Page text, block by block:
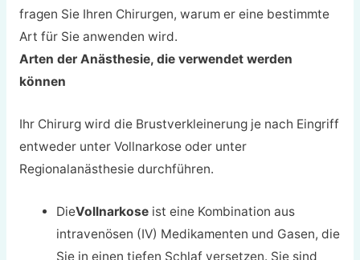
fragen Sie Ihren Chirurgen, warum er eine bestimmte
Art für Sie anwenden wird.
Arten der Anästhesie, die verwendet werden
können
Ihr Chirurg wird die Brustverkleinerung je nach Eingriff
entweder unter Vollnarkose oder unter
Regionalanästhesie durchführen.
DieVollnarkose ist eine Kombination aus
intravenösen (IV) Medikamenten und Gasen, die
Sie in einen tiefen Schlaf versetzen. Sie sind